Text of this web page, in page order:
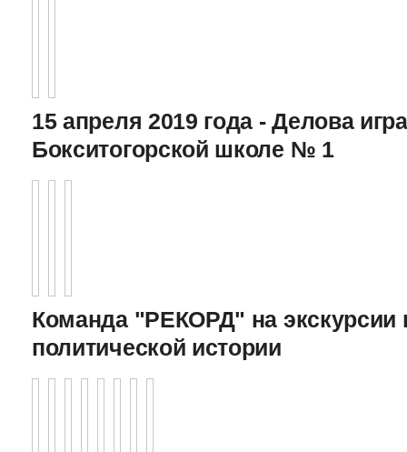
15 апреля 2019 года - Делова
Бокситогорской школе № 1
Команда "РЕКОРД" на экскурсии
политической истории